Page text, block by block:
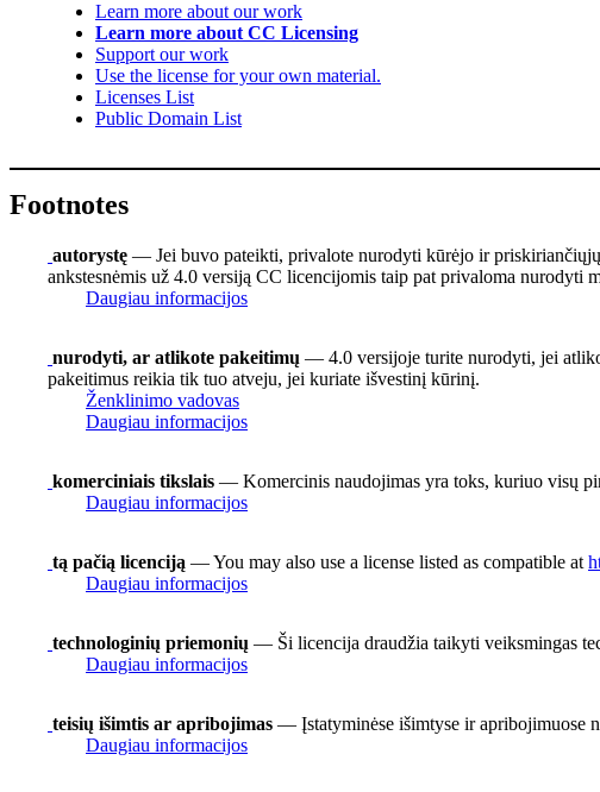
Learn more about our work
Learn more about CC Licensing
Support our work
Use the license for your own material.
Licenses List
Public Domain List
Footnotes
autorystę — Jei buvo pateikti, privalote nurodyti kūrėjo ir priskiriančiųjų
ankstesnėmis už 4.0 versiją CC licencijomis taip pat privaloma
Daugiau informacijos
nurodyti, ar atlikote pakeitimų — 4.0 versijoje turite nurodyti, jei
pakeitimus reikia tik tuo atveju, jei kuriate išvestinį kūrinį.
Ženklinimo vadovas
Daugiau informacijos
komerciniais tikslais — Komercinis naudojimas yra toks, kuriuo visų
Daugiau informacijos
tą pačią licenciją — You may also use a license listed as compatible at
Daugiau informacijos
technologinių priemonių — Ši licencija draudžia taikyti veiksmingas
Daugiau informacijos
teisių išimtis ar apribojimas — Įstatyminėse išimtyse ir apribojimuose
Daugiau informacijos